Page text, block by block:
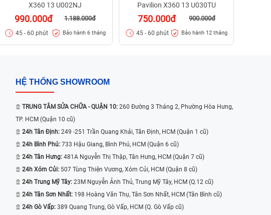
X360 13 U002NJ
990.000đ 1.188.000đ
45 - 60 phút Bảo hành 6 tháng
Pavilion X360 13 U030TU
750.000đ 900.000đ
45 - 60 phút Bảo hành 12 tháng
HỆ THỐNG SHOWROOM
TRUNG TÂM SỬA CHỮA - QUẬN 10: 260 Đường 3 Tháng 2, Phường Hòa Hưng,
TP. HCM (Quận 10 cũ)
24h Tân Định: 249 -251 Trần Quang Khải, Tân Định, HCM (Quận 1 cũ)
24h Bình Phú: 733 Hậu Giang, Bình Phú, HCM (Quận 6 cũ)
24h Tân Hưng: 481A Nguyễn Thị Thập, Tân Hưng, HCM (Quận 7 cũ)
24h Xóm Củi: 507 Tùng Thiện Vương, Xóm Củi, HCM (Quận 8 cũ)
24h Trung Mỹ Tây: 23M Nguyễn Ảnh Thủ, Trung Mỹ Tây, HCM (Q.12 cũ)
24h Tân Sơn Nhất: 198 Hoàng Văn Thụ, Tân Sơn Nhất, HCM (Tân Bình cũ)
24h Gò Vấp: 389 Quang Trung, Gò Vấp, HCM (Q. Gò Vấp cũ)